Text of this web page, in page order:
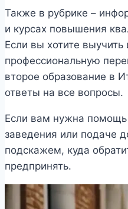
Также в рубрике –
и курсах повышения
Если вы хотите выучить
профессиональную
второе образование в
ответы на все вопросы.
Если вам нужна
заведения или подаче
подскажем, куда
предпринять.